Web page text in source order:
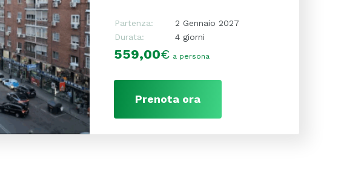
Partenza:
2 Gennaio 2027
Durata:
4 giorni
559,00€ a persona
Prenota ora